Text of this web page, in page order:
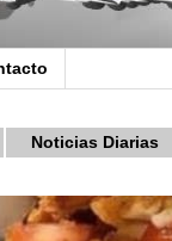
Noticias Diarias